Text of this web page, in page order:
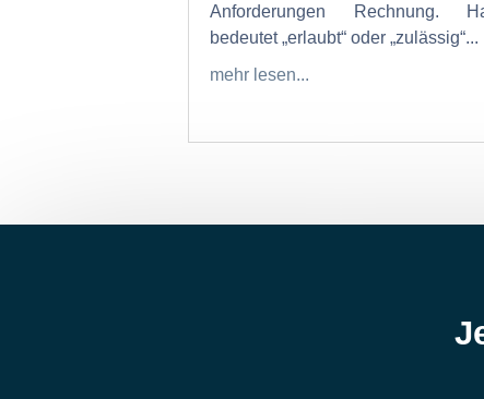
Anforderungen Rechnung.
bedeutet „erlaubt“ oder „zulässig“...
mehr lesen...